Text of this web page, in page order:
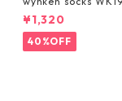
¥1,320
40%OFF